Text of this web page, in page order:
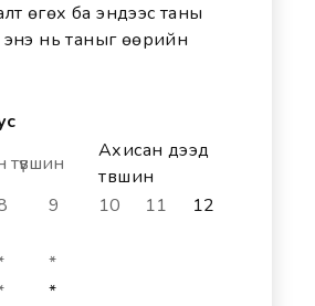
өгөх ба эндээс таны
энэ нь таныг өөрийн
түвшин
Ахисан дээд
түвшин
9 10 11
12
*
*